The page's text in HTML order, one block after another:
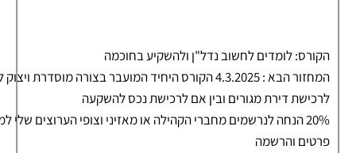
הקורס: לומדים לחשוב נדל"ן ולהשקיע בחוכמה
המחזור הבא : 4.3.2025 הקורס היחיד המועבר בצורה
לרכישת דירת מגורים ובין אם לרכישת נכס להשקעה
20% הנחה לנרשמים מחברי הקהילה או מאזיני וצופי הערוצים שלי למעבר לעמוד הקורס,
פרטים והרשמה